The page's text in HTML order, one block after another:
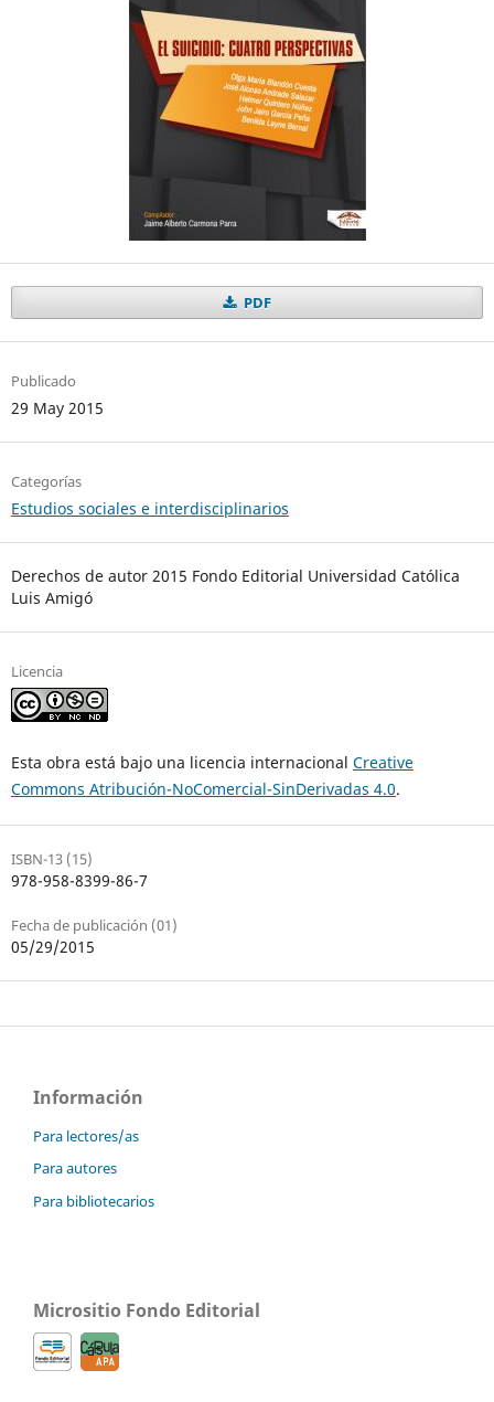
PDF
Publicado
29 May 2015
Categorías
Estudios sociales e interdisciplinarios
Derechos de autor 2015 Fondo Editorial Universidad Católica
Luis Amigó
Licencia
Esta obra está bajo una licencia internacional Creative
Commons Atribución-NoComercial-SinDerivadas 4.0.
ISBN-13 (15)
978-958-8399-86-7
Fecha de publicación (01)
05/29/2015
Información
Para lectores/as
Para autores
Para bibliotecarios
Micrositio Fondo Editorial